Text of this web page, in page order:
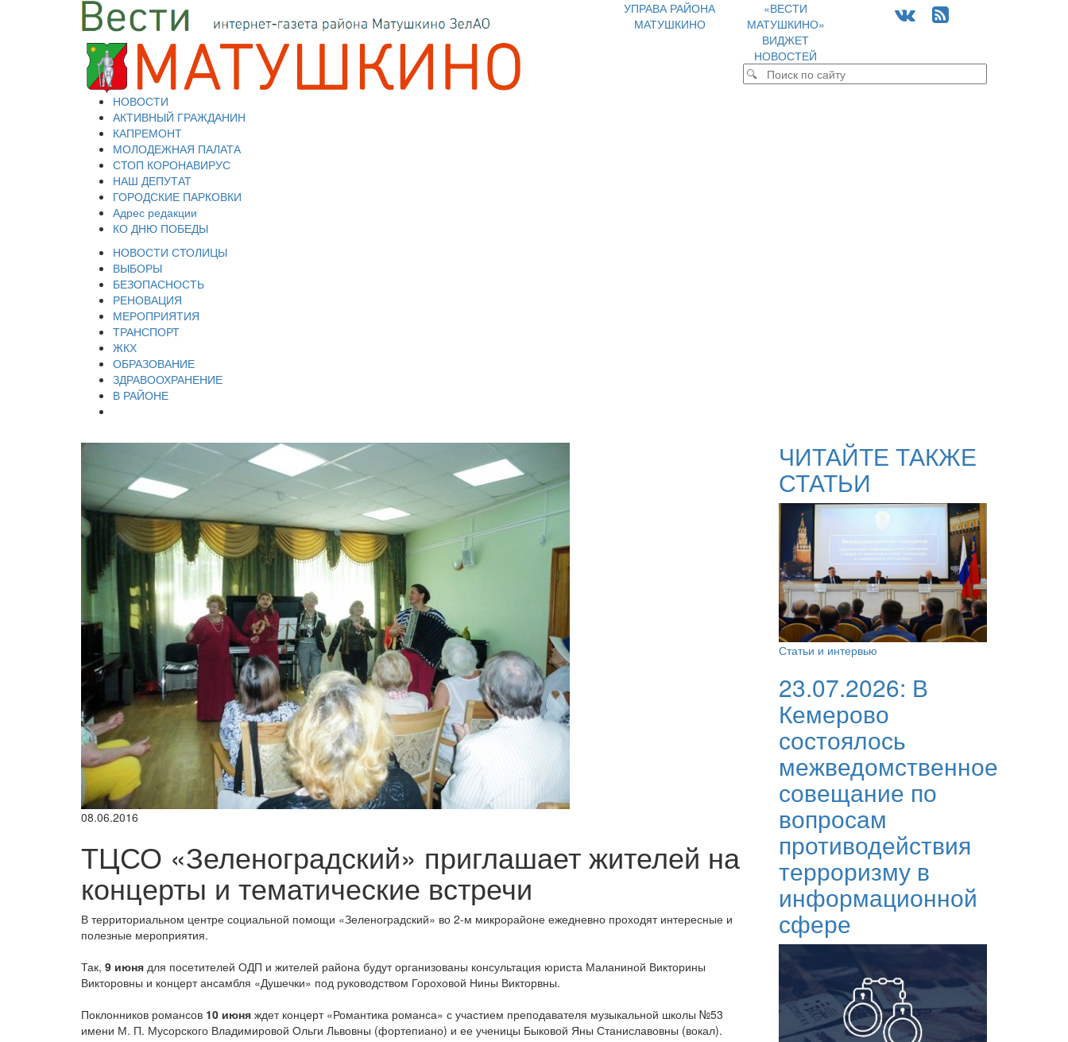
УПРАВА РАЙОНА
МАТУШКИНО
«ВЕСТИ
МАТУШКИНО»
ВИДЖЕТ
НОВОСТЕЙ
НОВОСТИ
АКТИВНЫЙ ГРАЖДАНИН
КАПРЕМОНТ
МОЛОДЕЖНАЯ ПАЛАТА
СТОП КОРОНАВИРУС
НАШ ДЕПУТАТ
ГОРОДСКИЕ ПАРКОВКИ
Адрес редакции
КО ДНЮ ПОБЕДЫ
НОВОСТИ СТОЛИЦЫ
ВЫБОРЫ
БЕЗОПАСНОСТЬ
РЕНОВАЦИЯ
МЕРОПРИЯТИЯ
ТРАНСПОРТ
ЖКХ
ОБРАЗОВАНИЕ
ЗДРАВООХРАНЕНИЕ
В РАЙОНЕ
08.06.2016
ТЦСО «Зеленоградский» приглашает жителей на
концерты и тематические встречи
В территориальном центре социальной помощи «Зеленоградский» во 2-м микрорайоне ежедневно проходят интересные и
полезные мероприятия.
Так, 9 июня для посетителей ОДП и жителей района будут организованы консультация юриста Маланиной Викторины
Викторовны и концерт ансамбля «Душечки» под руководством Гороховой Нины Викторвны.
Поклонников романсов 10 июня ждет концерт «Романтика романса» с участием преподавателя музыкальной школы №53
имени М. П. Мусорского Владимировой Ольги Львовны (фортепиано) и ее ученицы Быковой Яны Станиславовны (вокал).
ЧИТАЙТЕ ТАКЖЕ
СТАТЬИ
Статьи и интервью
23.07.2026: В
Кемерово
состоялось
межведомственное
совещание по
вопросам
противодействия
терроризму в
информационной
сфере